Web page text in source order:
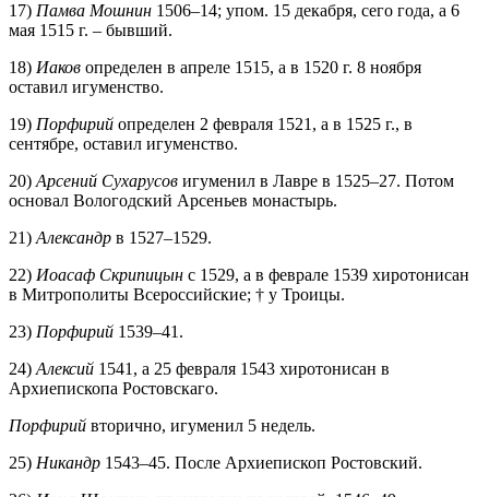
17) Памва Мошнин 1506–14; упом. 15 декабря, сего года, а 6
мая 1515 г. – бывший.
18) Иаков определен в апреле 1515, а в 1520 г. 8 ноября
оставил игуменство.
19) Порфирий определен 2 февраля 1521, а в 1525 г., в
сентябре, оставил игуменство.
20)Арсений Сухарусов игуменил в Лавре в 1525–27. Потом
основал Вологодский Арсеньев монастырь.
21)Александр в 1527–1529.
22) Иоасаф Скрипицын с 1529, а в феврале 1539 хиротонисан
в Митрополиты Всероссийские; † у Троицы.
23) Порфирий 1539–41.
24)Алексий 1541, а 25 февраля 1543 хиротонисан в
Архиепископа Ростовскаго.
Порфирий вторично, игуменил 5 недель.
25) Никандр 1543–45. После Архиепископ Ростовский.